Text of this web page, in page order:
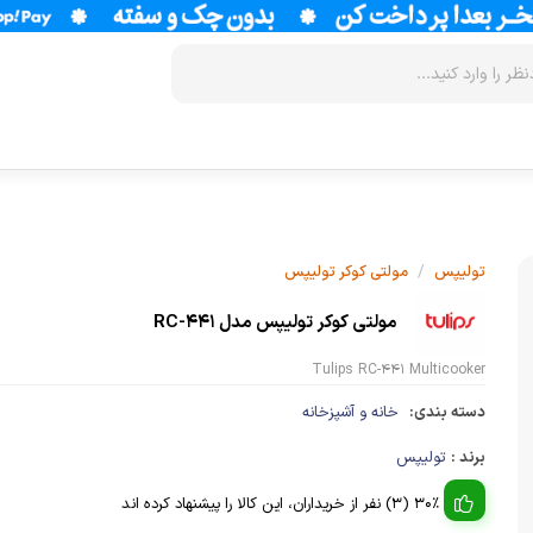
تستر نان
زودپز
اسپرسو ساز
تولیپس / مولتی کوکر تولیپس
مولتی کوکر تولیپس مدل RC-441
Tulips RC-441 Multicooker
دسته بندی: خانه و آشپزخانه
برند : تولیپس
30% (3) نفر از خریداران، این کالا را پیشنهاد کرده اند